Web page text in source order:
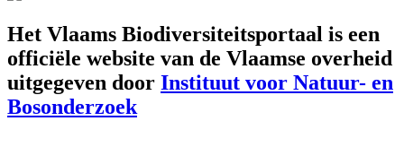
Het Vlaams Biodiversiteitsportaal is een
officiële website van de Vlaamse overheid
uitgegeven door Instituut voor Natuur- en
Bosonderzoek